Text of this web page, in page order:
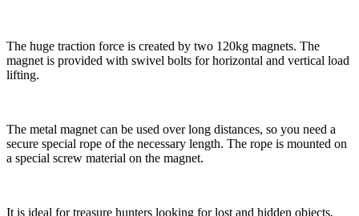
The huge traction force is created by two 120kg magnets. The
magnet is provided with swivel bolts for horizontal and vertical load
lifting.
The metal magnet can be used over long distances, so you need a
secure special rope of the necessary length. The rope is mounted on
a special screw material on the magnet.
It is ideal for treasure hunters looking for lost and hidden objects,